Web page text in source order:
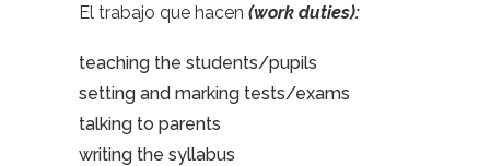
El trabajo que hacen (work duties):
teaching the students/pupils
setting and marking tests/exams
talking to parents
writing the syllabus